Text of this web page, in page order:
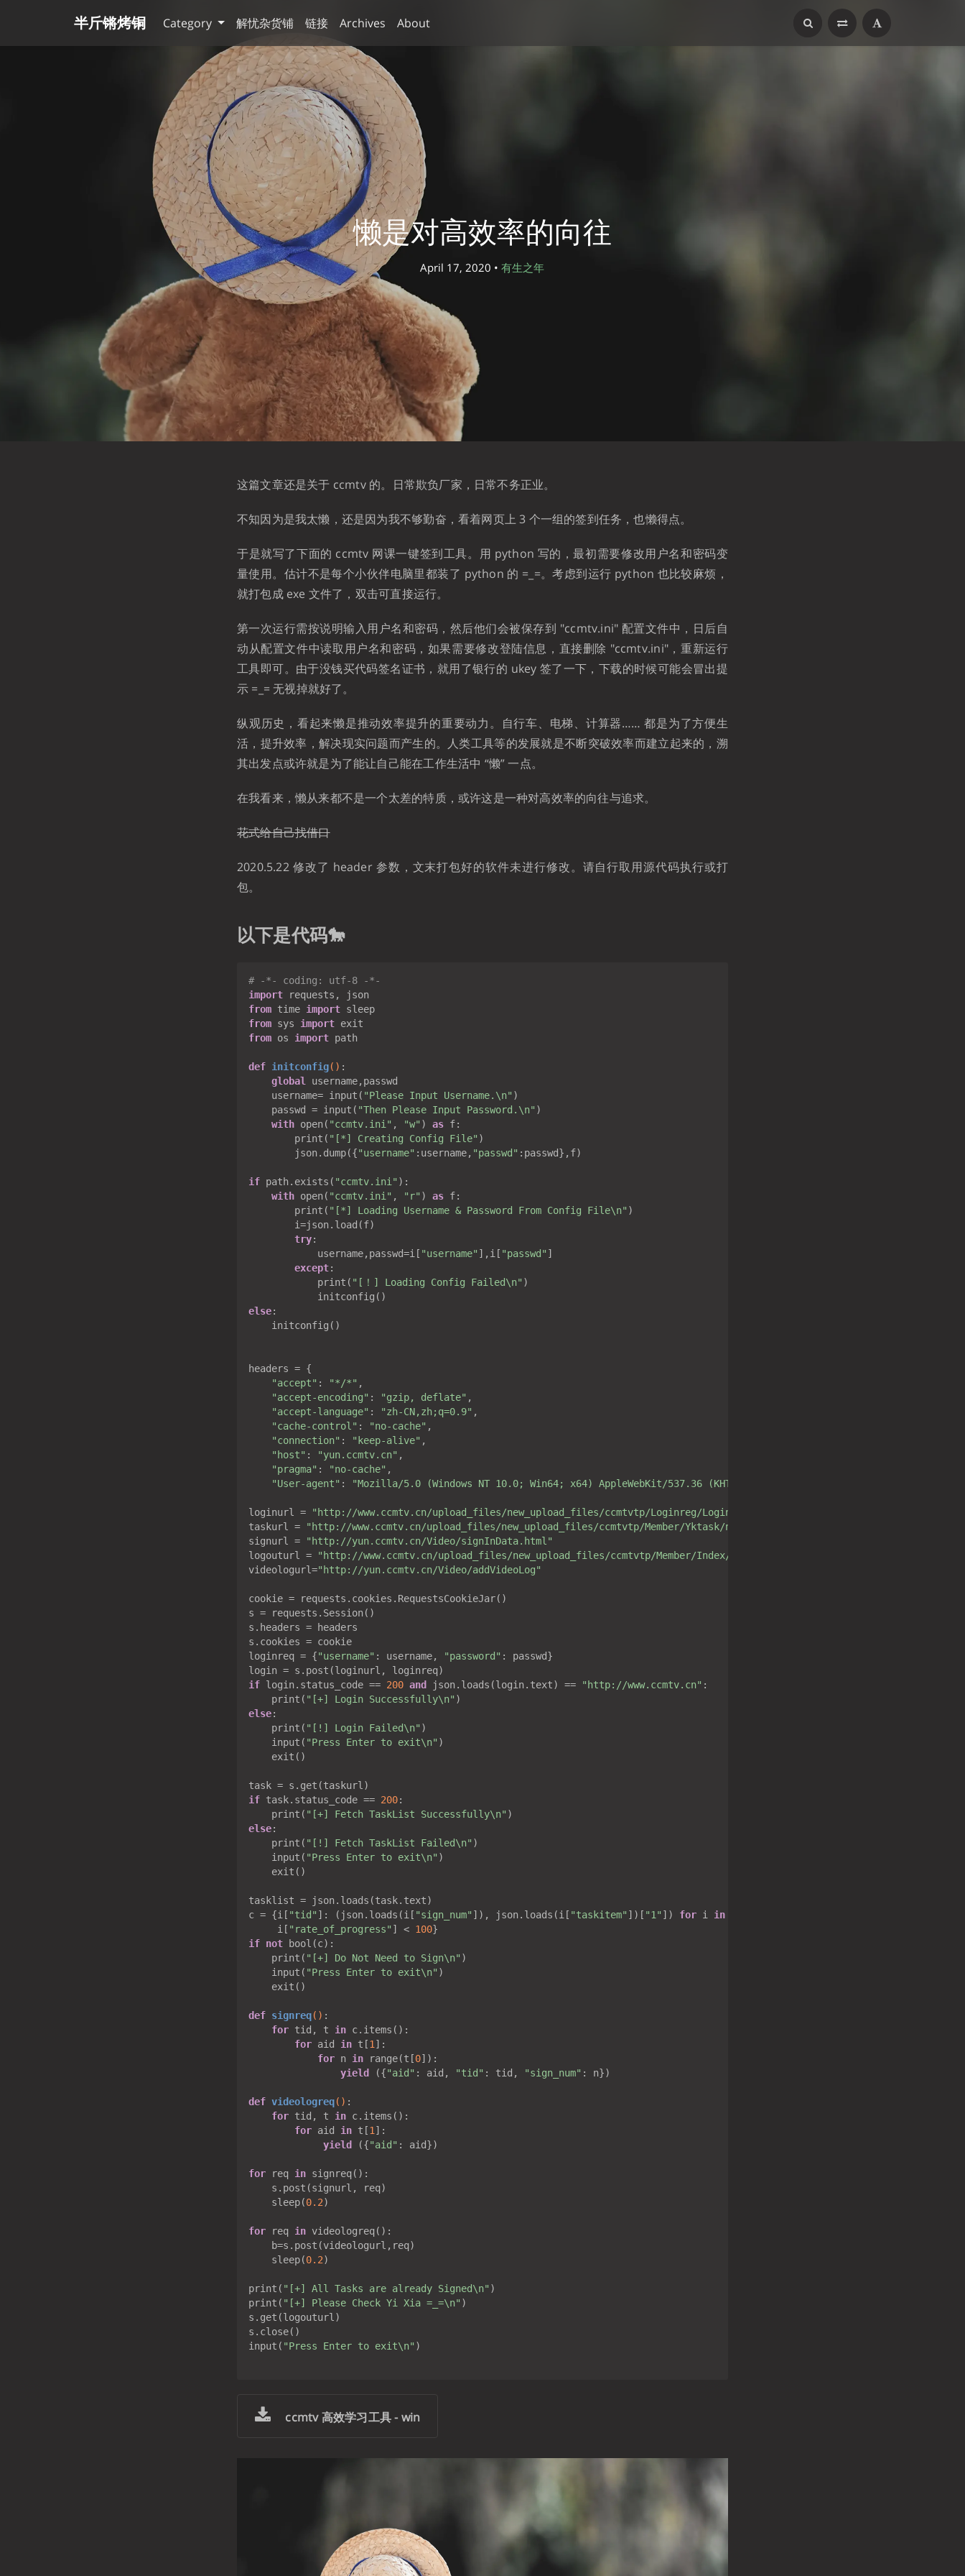
半斤锵烤铜 Category 解忧杂货铺 链接 Archives About
懒是对高效率的向往
April 17, 2020 • 有生之年
这篇文章还是关于 ccmtv 的。日常欺负厂家，日常不务正业。
不知因为是我太懒，还是因为我不够勤奋，看着网页上 3 个一组的签到任务，也懒得点。
于是就写了下面的 ccmtv 网课一键签到工具。用 python 写的，最初需要修改用户名和密码变
量使用。估计不是每个小伙伴电脑里都装了 python 的 =_=。考虑到运行 python 也比较麻烦，
就打包成 exe 文件了，双击可直接运行。
第一次运行需按说明输入用户名和密码，然后他们会被保存到 "ccmtv.ini" 配置文件中，日后自
动从配置文件中读取用户名和密码，如果需要修改登陆信息，直接删除 "ccmtv.ini"，重新运行
工具即可。由于没钱买代码签名证书，就用了银行的 ukey 签了一下，下载的时候可能会冒出提
示 =_= 无视掉就好了。
纵观历史，看起来懒是推动效率提升的重要动力。自行车、电梯、计算器…… 都是为了方便生
活，提升效率，解决现实问题而产生的。人类工具等的发展就是不断突破效率而建立起来的，溯
其出发点或许就是为了能让自己能在工作生活中 “懒” 一点。
在我看来，懒从来都不是一个太差的特质，或许这是一种对高效率的向往与追求。
花式给自己找借口
2020.5.22 修改了 header 参数，文末打包好的软件未进行修改。请自行取用源代码执行或打
包。
以下是代码🐎
# -*- coding: utf-8 -*-
import
from time import
from sys import
from os import path
def initconfig() :
global username,passwd
    username= input(
"Please Input Username.\n" )
    passwd = input(
"Then Please Input Password.\n" )
with open( "ccmtv.ini" , "w" ) as f:
        print(
"[*] Creating Config File" )
        json.dump({
"username" :username, "passwd" :passwd},f)
if path.exists( "ccmtv.ini" ):
with open( "ccmtv.ini" , "r" ) as f:
        print(
"[*] Loading Username & Password From Config File\n" )
        i=json.load(f)
try:
            username,passwd=i[
"username" ],i[ "passwd"
except:
            print(
"[！] Loading Config Failed\n" )
else:
    initconfig()
headers = {
"accept" : "*/*" ,
"accept-encoding" : "gzip, deflate" ,
"accept-language" : "zh-CN,zh;q=0.9" ,
"cache-control" : "no-cache" ,
"connection" : "keep-alive" ,
"host" : "yun.ccmtv.cn" ,
"pragma" : "no-cache" ,
"User-agent" : "Mozilla/5.0 (Windows NT 10.0; Win64; x64) AppleWebKit/537.36 (KHTML, like Gecko) Chrome/80.0.3987.163
loginurl =
"http://www.ccmtv.cn/upload_files/new_upload_files/ccmtvtp/Loginreg/Login/loginCheck.html"
taskurl =
"http://www.ccmtv.cn/upload_files/new_upload_files/ccmtvtp/Member/Yktask/noListAjax.html"
signurl =
"http://yun.ccmtv.cn/Video/signInData.html"
logouturl =
"http://www.ccmtv.cn/upload_files/new_upload_files/ccmtvtp/Member/Index/loginout.html"
videologurl="http://yun.ccmtv.cn/Video/addVideoLog"
cookie = requests.cookies.RequestsCookieJar()
s = requests.Session()
s.headers = headers
s.cookies = cookie
loginreq = { "username" : username, "password" : passwd}
if login.status_code == 200 and json.loads(login.text) == "http://www.ccmtv.cn" :
    print(
"[+] Login Successfully\n"
else:
    print(
"[!] Login Failed\n" )
    input(
"Press Enter to exit\n" )
    exit()
if task.status_code == 200:
    print(
"[+] Fetch TaskList Successfully\n"
else:
    print(
"[!] Fetch TaskList Failed\n" )
    input(
"Press Enter to exit\n" )
    exit()
tasklist = json.loads(task.text)
c = {i[
"tid" ]: (json.loads(i[ "sign_num" ]), json.loads(i[ "taskitem" ])[ "1" ]) for i in
     i[
"rate_of_progress" ] < 100
if not bool(c):
    print(
"[+] Do Not Need to Sign\n" )
    input(
"Press Enter to exit\n" )
    exit()
def signreq() :
for tid, t in c.items():
for aid in t[ 1 ]:
for n in range(t[ 0 ]):
yield
({ "aid" : aid, "tid" : tid, "sign_num" : n})
def videologreq() :
for tid, t in c.items():
for aid in t[ 1 ]:
yield
({ "aid" : aid})
for req in signreq():
    s.post(signurl, req)
    sleep(
0.2)
for req in videologreq():
    b=s.post(videologurl,req)
    sleep(
0.2)
print( "[+] All Tasks are already Signed\n" )
print( "[+] Please Check Yi Xia =_=\n" )
s.get(logouturl)
s.close()
input( "Press Enter to exit\n" )
ccmtv 高效学习工具 - win